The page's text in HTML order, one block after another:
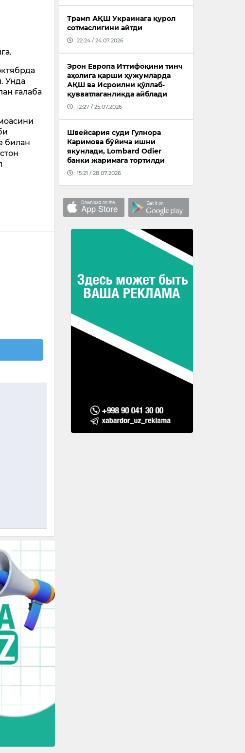
Унда
ғалаба
билан
Трамп АҚШ Украинага қурол
сотмаслигини айтди
22:24 / 24.07.2026
Эрон Европа Иттифоқини тинч
аҳолига қарши ҳужумларда
АҚШ ва Исроилни қўллаб-
қувватлаганликда айблади
12:27 / 25.07.2026
Швейсария суди Гулнора
Каримова бўйича ишни
якунлади, Lombard Odier
банки жаримага тортилди
15:21 / 28.07.2026